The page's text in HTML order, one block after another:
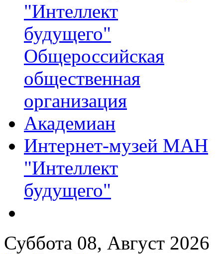
"Интеллект
будущего"
Общероссийская
общественная
организация
Академиан
Интернет-музей МАН
"Интеллект
будущего"
Суббота 08, Август 2026